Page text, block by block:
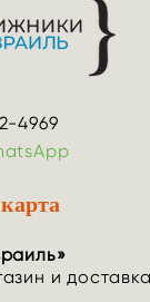
4969
и доставка